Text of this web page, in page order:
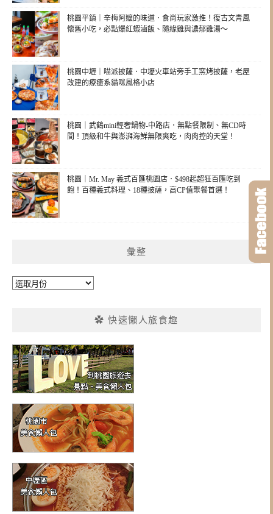
桃園平鎮｜辛梅阿嬤的味道．食尚玩家激推！復古文青風
懷舊小吃，必點爆紅蝦滷飯、隨緣雞與濃郁雞湯～
桃園中壢｜喵派披薩．中壢火車站旁手工窯烤披薩，老屋
改建的療癒系貓咪風格小店
桃園｜武鶴mini輕奢鍋物-中路店．無點餐限制、無CD時
間！頂級和牛與澎湃海鮮無限爽吃，肉肉控的天堂！
桃園｜Mr. May 義式百匯桃園店．$498起超狂百匯吃到
飽！百種義式料理、18種披薩，高CP值聚餐首選！
彙整
彙
✿ 快速懶人旅食趣